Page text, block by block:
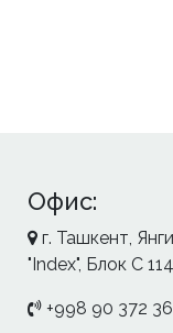
Офис:
г. Ташкент,
"Index", Блок С
+998 90 372